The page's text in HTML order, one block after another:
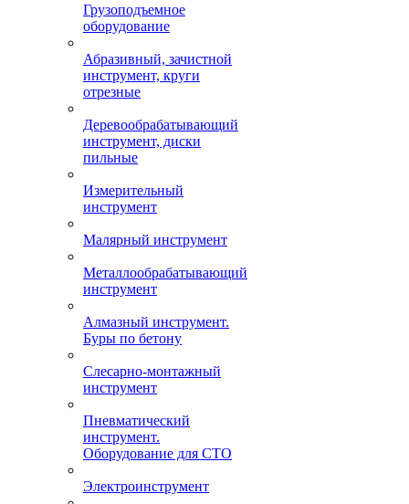
Грузоподъемное
оборудование
Абразивный, зачистной
инструмент, круги
отрезные
Деревообрабатывающий
инструмент, диски
пильные
Измерительный
инструмент
Малярный инструмент
Металлообрабатывающий
инструмент
Алмазный инструмент.
Буры по бетону
Слесарно-монтажный
инструмент
Пневматический
инструмент.
Оборудование для СТО
Электроинструмент